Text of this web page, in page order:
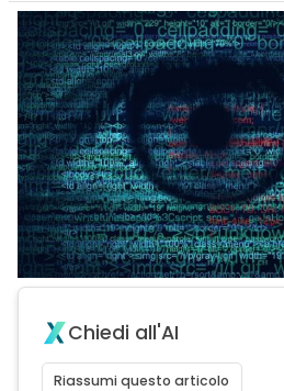
Chiedi all'AI
Riassumi questo articolo